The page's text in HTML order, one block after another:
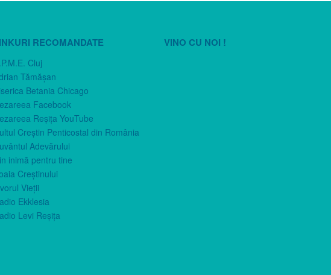
RECOMANDATE
Cluj
Tămăşan
Betania Chicago
Facebook
Reşiţa YouTube
Creştin Penticostal din România
Adevărului
inimă pentru tine
Creştinului
Vieţii
Ekklesia
Levi Reşiţa
VINO CU NOI !